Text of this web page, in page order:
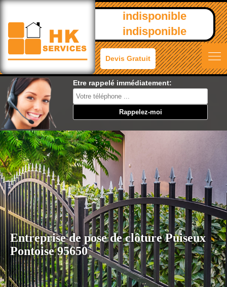
indisponible
indisponible
Devis Gratuit
Etre rappelé immédiatement:
Entreprise de pose de clôture Puiseux
Pontoise 95650